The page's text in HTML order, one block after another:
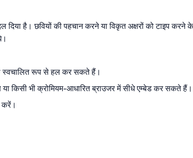
है। छवियों की पहचान करने या विकृत अक्षरों को टाइप
रूप से हल कर सकते हैं।
किसी भी क्रोमियम-आधारित ब्राउजर में सीधे एम्बेड कर सकते हैं।
करें।